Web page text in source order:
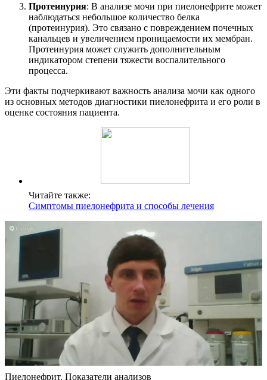
Протеинурия: В анализе мочи при пиелонефрите может
наблюдаться небольшое количество белка
(протеинурия). Это связано с повреждением почечных
канальцев и увеличением проницаемости их мембран.
Протеинурия может служить дополнительным
индикатором степени тяжести воспалительного
процесса.
Эти факты подчеркивают важность анализа мочи как одного
из основных методов диагностики пиелонефрита и его роли в
оценке состояния пациента.
Читайте также:
Симптомы пиелонефрита и способы лечения
Пиелонефрит. Показатели анализов